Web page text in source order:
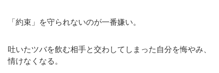
「約束」を守られないのが一番嫌い。
吐いたツバを飲む相手と交わしてしまった自分を悔やみ、
情けなくなる。